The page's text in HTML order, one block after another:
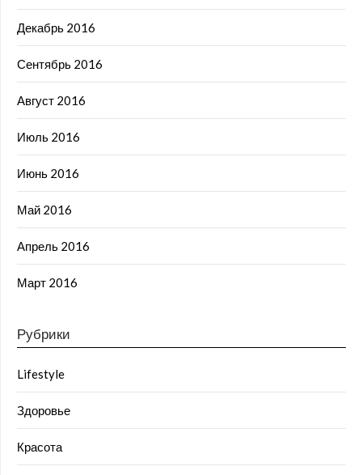
Декабрь 2016
Сентябрь 2016
Август 2016
Июль 2016
Июнь 2016
Май 2016
Апрель 2016
Март 2016
Рубрики
Lifestyle
Здоровье
Красота